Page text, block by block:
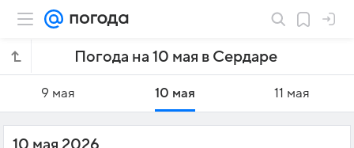
Погода на 10 мая в Сердаре
9 мая 10 мая 11 мая